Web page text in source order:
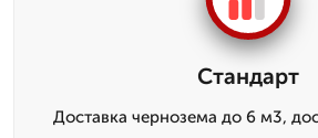
Стандарт
Доставка чернозема до 6 м3,